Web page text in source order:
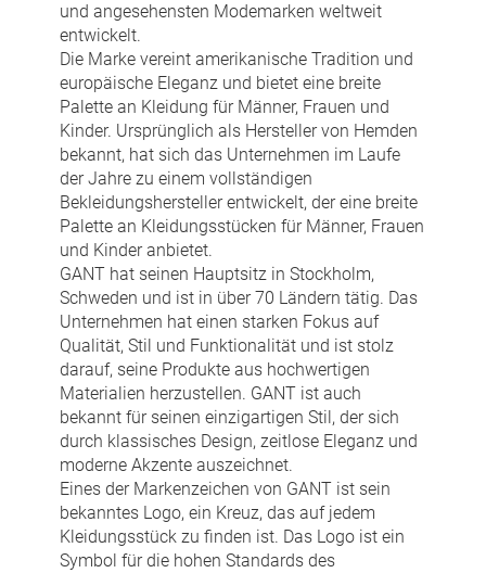
und angesehensten Modemarken weltweit
entwickelt.
Die Marke vereint amerikanische Tradition und
europäische Eleganz und bietet eine breite
Palette an Kleidung für Männer, Frauen und
Kinder. Ursprünglich als Hersteller von Hemden
bekannt, hat sich das Unternehmen im Laufe
der Jahre zu einem vollständigen
Bekleidungshersteller entwickelt, der eine breite
Palette an Kleidungsstücken für Männer, Frauen
und Kinder anbietet.
GANT hat seinen Hauptsitz in Stockholm,
Schweden und ist in über 70 Ländern tätig. Das
Unternehmen hat einen starken Fokus auf
Qualität, Stil und Funktionalität und ist stolz
darauf, seine Produkte aus hochwertigen
Materialien herzustellen. GANT ist auch
bekannt für seinen einzigartigen Stil, der sich
durch klassisches Design, zeitlose Eleganz und
moderne Akzente auszeichnet.
Eines der Markenzeichen von GANT ist sein
bekanntes Logo, ein Kreuz, das auf jedem
Kleidungsstück zu finden ist. Das Logo ist ein
Symbol für die hohen Standards des